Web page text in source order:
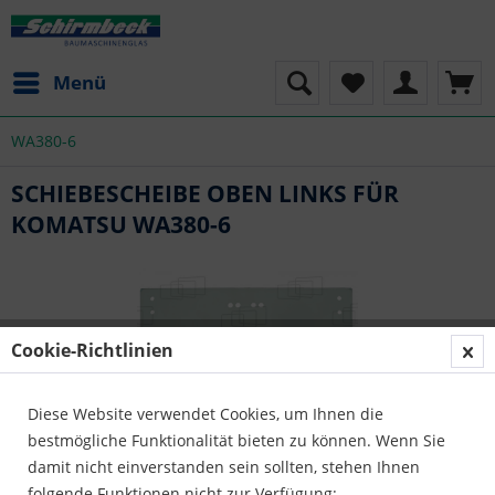
Menü
WA380-6
SCHIEBESCHEIBE OBEN LINKS FÜR
KOMATSU WA380-6
Cookie-Richtlinien
Diese Website verwendet Cookies, um Ihnen die
bestmögliche Funktionalität bieten zu können. Wenn Sie
damit nicht einverstanden sein sollten, stehen Ihnen